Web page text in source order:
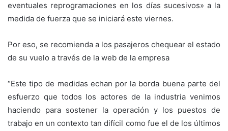
eventuales reprogramaciones en los días sucesivos» a la
medida de fuerza que se iniciará este viernes.
Por eso, se recomienda a los pasajeros chequear el estado
de su vuelo a través de la web de la empresa
“Este tipo de medidas echan por la borda buena parte del
esfuerzo que todos los actores de la industria venimos
haciendo para sostener la operación y los puestos de
trabajo en un contexto tan difícil como fue el de los últimos